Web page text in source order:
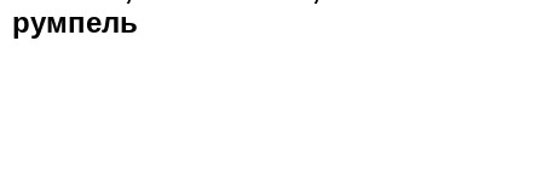
румпель